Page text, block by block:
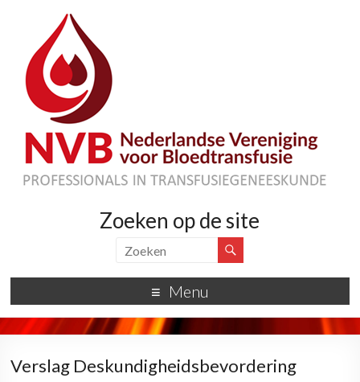
Zoeken op de site
Menu
Verslag Deskundigheidsbevordering